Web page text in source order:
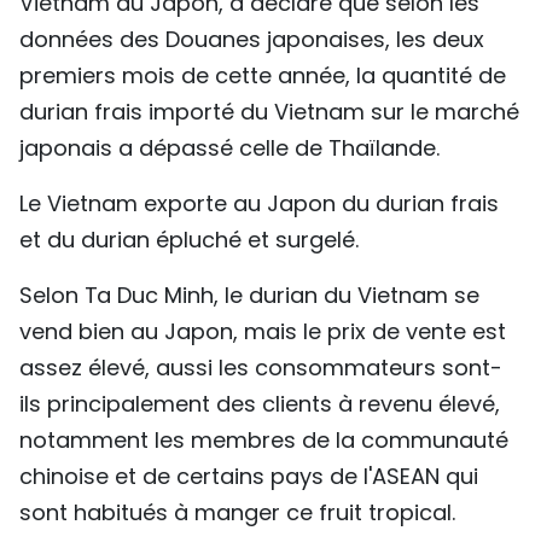
中文
ESPAÑOL
données des Douanes japonaises, les deux
premiers mois de cette année, la quantité de
durian frais importé du Vietnam sur le marché
japonais a dépassé celle de Thaïlande.
Le Vietnam exporte au Japon du durian frais
et du durian épluché et surgelé.
Selon Ta Duc Minh, le durian du Vietnam se
vend bien au Japon, mais le prix de vente est
assez élevé, aussi les consommateurs sont-
ils principalement des clients à revenu élevé,
notamment les membres de la communauté
chinoise et de certains pays de l'ASEAN qui
sont habitués à manger ce fruit tropical.